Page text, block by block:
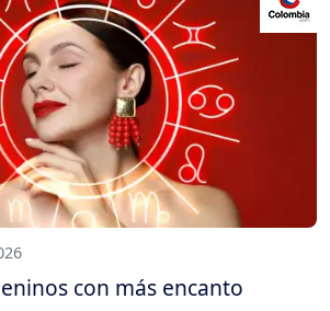
con más encanto